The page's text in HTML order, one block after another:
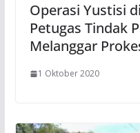
Operasi Yustisi
Petugas Tindak
Melanggar
1 Oktober 2020